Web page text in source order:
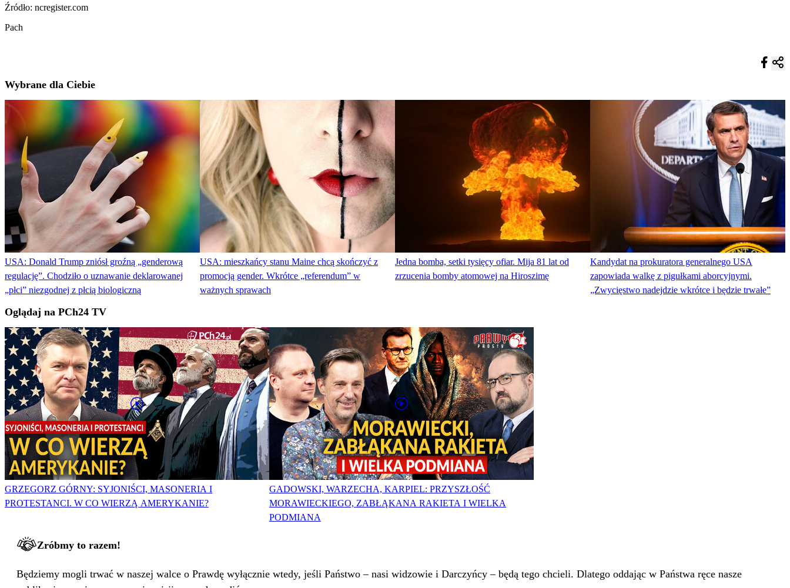
Źródło: ncregister.com
Pach
Wybrane dla Ciebie
USA: Donald Trump zniósł groźną „genderową
regulację”. Chodziło o uznawanie deklarowanej
„płci” niezgodnej z płcią biologiczną
USA: mieszkańcy stanu Maine chcą skończyć z
promocją gender. Wkrótce „referendum” w
ważnych sprawach
Jedna bomba, setki tysięcy ofiar. Mija 81 lat od
zrzucenia bomby atomowej na Hiroszimę
Kandydat na prokuratora generalnego USA
zapowiada walkę z pigułkami aborcyjnymi.
„Zwycięstwo nadejdzie wkrótce i będzie trwałe”
Oglądaj na PCh24 TV
GRZEGORZ GÓRNY: SYJONIŚCI, MASONERIA I
PROTESTANCI. W CO WIERZĄ AMERYKANIE?
GADOWSKI, WARZECHA, KARPIEL: PRZYSZŁOŚĆ
MORAWIECKIEGO, ZABŁĄKANA RAKIETA I WIELKA
PODMIANA
Zróbmy to razem!
Będziemy mogli trwać w naszej walce o Prawdę wyłącznie wtedy, jeśli Państwo – nasi widzowie i Darczyńcy – będą tego chcieli. Dlatego oddając w Państwa ręce nasze